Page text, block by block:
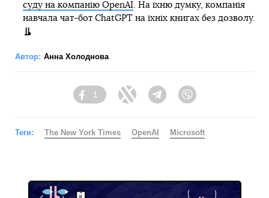
суду на компанію OpenAI. На їхню думку, компанія
навчала чат-бот ChatGPT на їхніх книгах без дозволу.
Автор: Анна Холоднова
Facebook
1
Twitter Telegram
Теги: The New York Times OpenAI Microsoft